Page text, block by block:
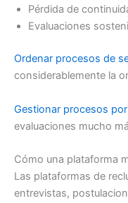
Pérdida de
Evaluaciones
Ordenar procesos de
considerablemente la
Gestionar procesos
evaluaciones mucho
Cómo una plataforma
Las plataformas de
entrevistas,